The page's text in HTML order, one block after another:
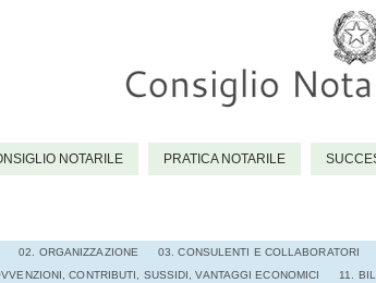
NOTARILE PRATICA NOTARILE
02. ORGANIZZAZIONE 03. CONSULENTI E COLLABORATORI
CONTRIBUTI, SUSSIDI, VANTAGGI ECONOMICI 11.